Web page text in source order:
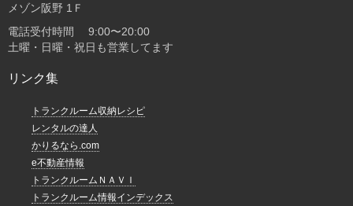
メゾン阪野 1Ｆ
電話受付時間 9:00〜20:00
土曜・日曜・祝日も営業してます
リンク集
トランクルーム収納レシピ
レンタルの達人
かりるなら.com
e不動産情報
トランクルームＮＡＶＩ
トランクルーム情報インデックス